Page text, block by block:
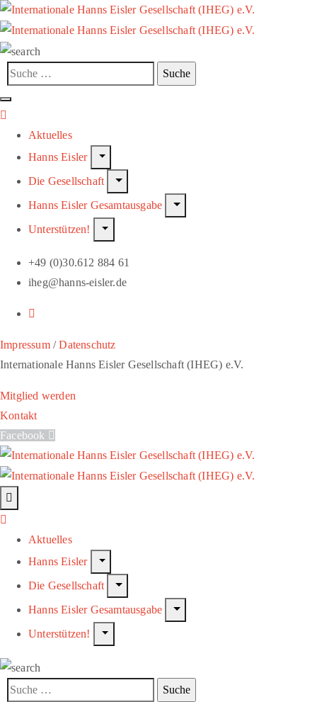
Aktuelles
Hanns Eisler
Die Gesellschaft
Hanns Eisler Gesamtausgabe
Unterstützen!
+49 (0)30.612 884 61
iheg@hanns-eisler.de
Impressum/Datenschutz
Internationale Hanns Eisler Gesellschaft (IHEG) e.V.
Mitglied werden
Kontakt
Facebook
Aktuelles
Hanns Eisler
Die Gesellschaft
Hanns Eisler Gesamtausgabe
Unterstützen!